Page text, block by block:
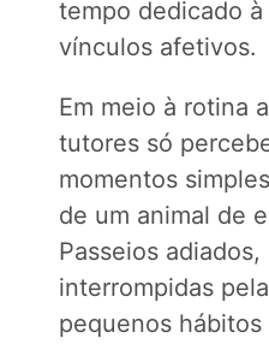
tempo dedicado
vínculos afetivos.
Em meio à rotina
tutores só
momentos
de um animal de
Passeios
interrompidas
pequenos